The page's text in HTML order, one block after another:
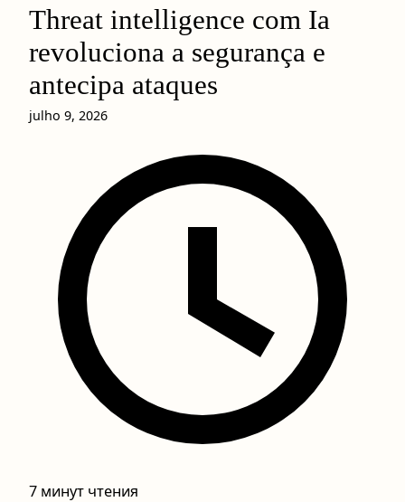
Threat intelligence com Ia
revoluciona a segurança e
antecipa ataques
julho 9, 2026
7 минут чтения